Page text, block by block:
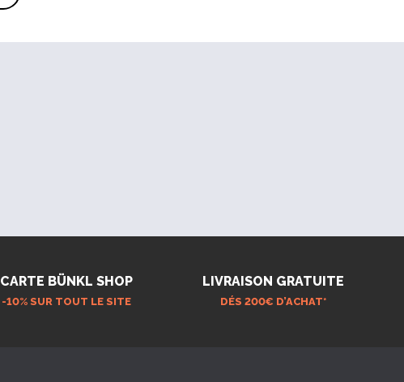
CARTE BÜNKL SHOP
-10% SUR TOUT LE SITE
LIVRAISON GRATUITE
DÉS 200€ D’ACHAT*